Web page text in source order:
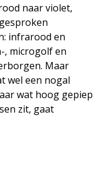
naar violet,
infrarood en
, microgolf en
Maar
wel een nogal
wat hoog gepiep
zit, gaat